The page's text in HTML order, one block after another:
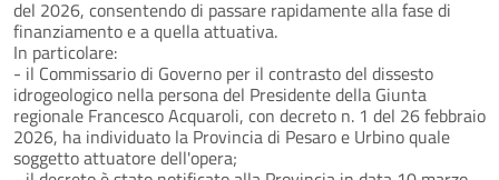
del 2026, consentendo di passare rapidamente alla fase di
finanziamento e a quella attuativa.
In particolare:
- il Commissario di Governo per il contrasto del dissesto
idrogeologico nella persona del Presidente della Giunta
regionale Francesco Acquaroli, con decreto n. 1 del 26 febbraio
2026, ha individuato la Provincia di Pesaro e Urbino quale
soggetto attuatore dell'opera;